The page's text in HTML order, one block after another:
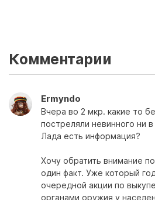
Комментарии
Ermyndo
Вчера во 2 мкр. какие то
постреляли невинного ни
Лада есть информация?
Хочу обратить внимание
один факт. Уже который
очередной акции по
органами оружия у